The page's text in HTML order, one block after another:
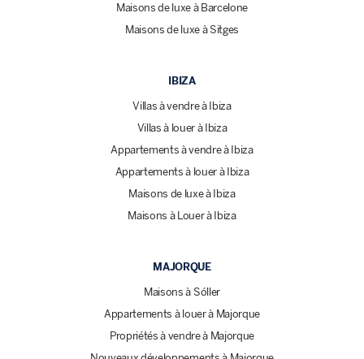
Maisons de luxe à Barcelone
Maisons de luxe à Sitges
IBIZA
Villas à vendre à Ibiza
Villas à louer à Ibiza
Appartements à vendre à Ibiza
Appartements à louer à Ibiza
Maisons de luxe à Ibiza
Maisons à Louer à Ibiza
MAJORQUE
Maisons à Sóller
Appartements à louer à Majorque
Propriétés à vendre à Majorque